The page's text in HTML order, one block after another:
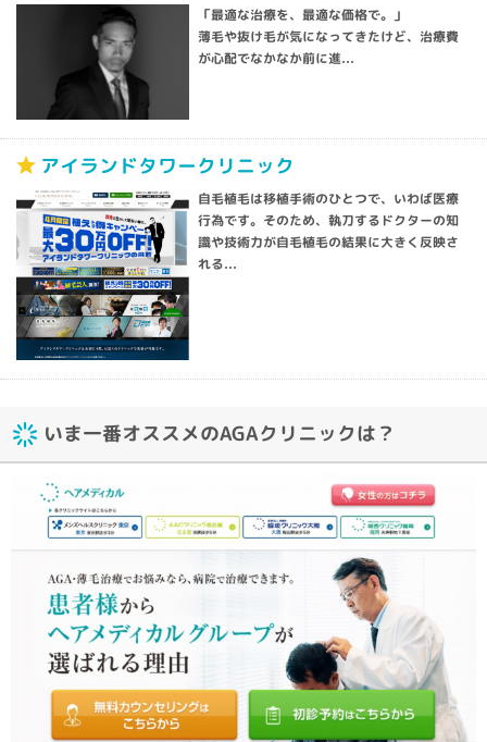
「最適な治療を、最適な価格で。
」
薄毛や抜け毛が気になってきたけど、治療費
が心配でなかなか前に進...
アイランドタワークリニック
自毛植毛は移植手術のひとつで、いわば医療
行為です。そのため、執刀するドクターの知
識や技術力が自毛植毛の結果に大きく反映さ
れる...
いま一番オススメのAGAクリニックは？